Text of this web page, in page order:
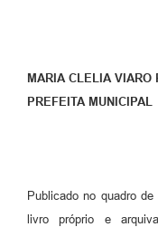
MARIA CLELIA VIARO
PREFEITA MUNICIPAL
Publicado no quadro
livro próprio e